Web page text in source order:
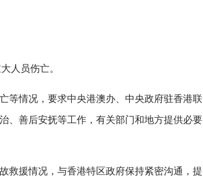
人员伤亡。
等情况，要求中央港澳办、中央政府驻香港联
、善后安抚等工作，有关部门和地方提供必要
救援情况，与香港特区政府保持紧密沟通，提